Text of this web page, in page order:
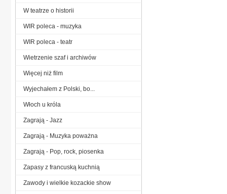
W teatrze o historii
WIR poleca - muzyka
WIR poleca - teatr
Wietrzenie szaf i archiwów
Więcej niż film
Wyjechałem z Polski, bo...
Włoch u króla
Zagrają - Jazz
Zagrają - Muzyka poważna
Zagrają - Pop, rock, piosenka
Zapasy z francuską kuchnią
Zawody i wielkie kozackie show